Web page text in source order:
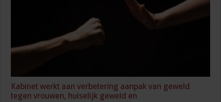
Kabinet werkt aan verbetering aanpak van geweld
tegen vrouwen, huiselijk geweld en